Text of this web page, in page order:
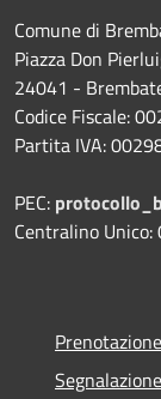
Comune di
Piazza Don
24041 -
Codice Fiscale:
Partita IVA:
PEC:
Centralino